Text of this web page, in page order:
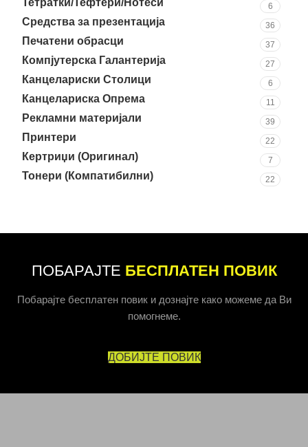
Тетратки/Тефтери/Нотеси 6
Средства за презентација 36
Печатени обрасци 37
Компјутерска Галантерија 27
Канцелариски Столици 6
Канцелариска Опрема 11
Рекламни материјали 39
Принтери 22
Кертриџи (Оригинал) 7
Тонери (Компатибилни) 22
ПОБАРАЈТЕ БЕСПЛАТЕН ПОВИК
Побарајте бесплатен повик и дознајте како можеме да Ви
помогнеме.
ДОБИЈТЕ ПОВИК